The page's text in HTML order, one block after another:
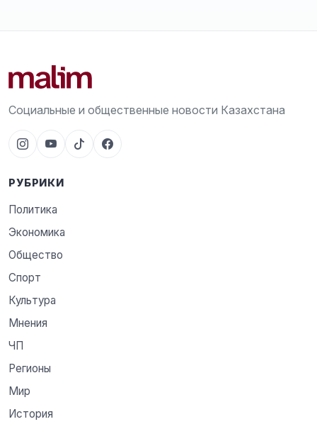
Социальные и общественные новости Казахстана
РУБРИКИ
Политика
Экономика
Общество
Спорт
Культура
Мнения
ЧП
Регионы
Мир
История